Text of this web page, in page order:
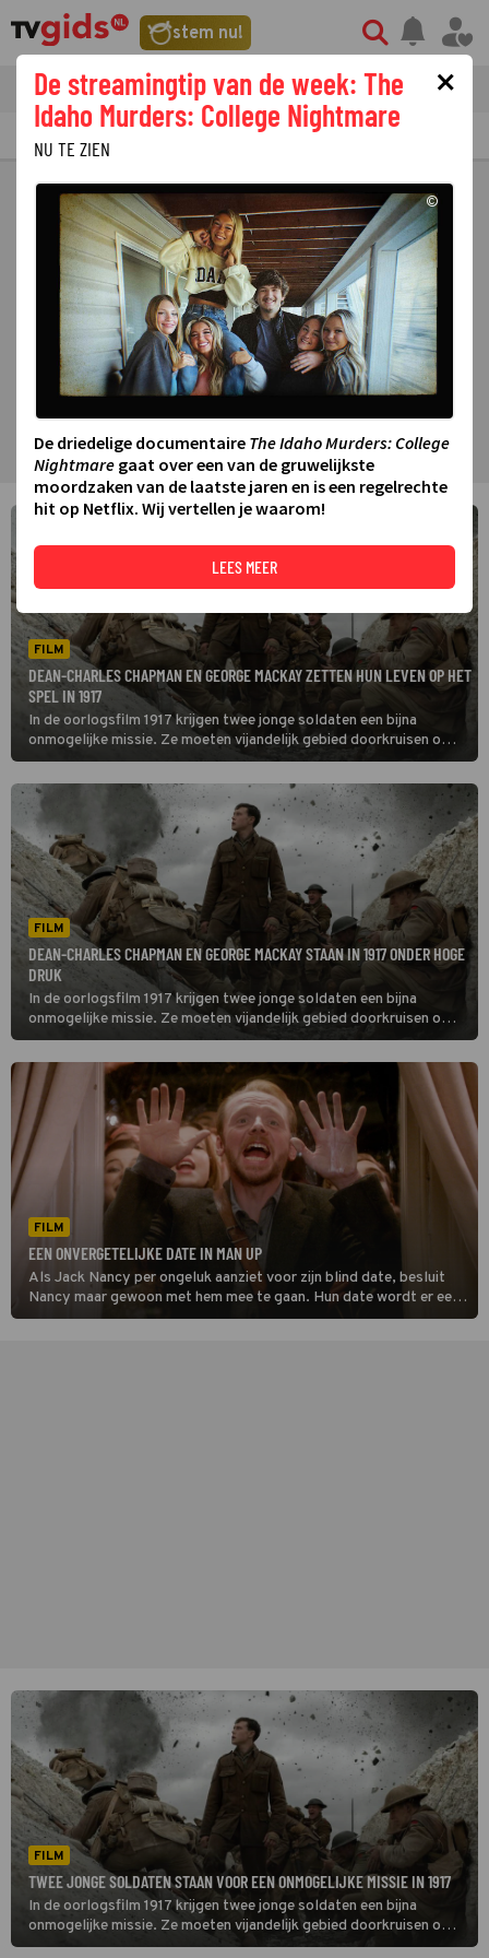
stem nu!
tvgids streaming nieuws
PRIMETIME GEMIST
FILM
DEAN-CHARLES CHAPMAN EN GEORGE MACKAY ZETTEN HUN LEVEN OP HET
SPEL IN 1917
In de oorlogsfilm 1917 krijgen twee jonge soldaten een bijna
onmogelijke missie. Ze moeten vijandelijk gebied doorkruisen om
een belangrijke boodschap over te brengen aan een andere
legereenheid.
FILM
DEAN-CHARLES CHAPMAN EN GEORGE MACKAY STAAN IN 1917 ONDER HOGE
DRUK
In de oorlogsfilm 1917 krijgen twee jonge soldaten een bijna
onmogelijke missie. Ze moeten vijandelijk gebied doorkruisen om
een belangrijke boodschap over te brengen aan een andere
legereenheid.
FILM
EEN ONVERGETELIJKE DATE IN MAN UP
Als Jack Nancy per ongeluk aanziet voor zijn blind date, besluit
Nancy maar gewoon met hem mee te gaan. Hun date wordt er een
om nooit te vergeten.
FILM
TWEE JONGE SOLDATEN STAAN VOOR EEN ONMOGELIJKE MISSIE IN 1917
In de oorlogsfilm 1917 krijgen twee jonge soldaten een bijna
onmogelijke missie. Ze moeten vijandelijk gebied doorkruisen om
een belangrijke boodschap over te brengen aan een andere
×
De streamingtip van de week: The
Idaho Murders: College Nightmare
NU TE ZIEN
©
De driedelige documentaire The Idaho Murders: College
Nightmare gaat over een van de gruwelijkste
moordzaken van de laatste jaren en is een regelrechte
hit op Netflix. Wij vertellen je waarom!
LEES MEER